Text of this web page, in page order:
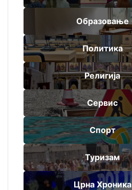
Образовање
Политика
Религија
Сервис
Спорт
Туризам
Црна Хроника